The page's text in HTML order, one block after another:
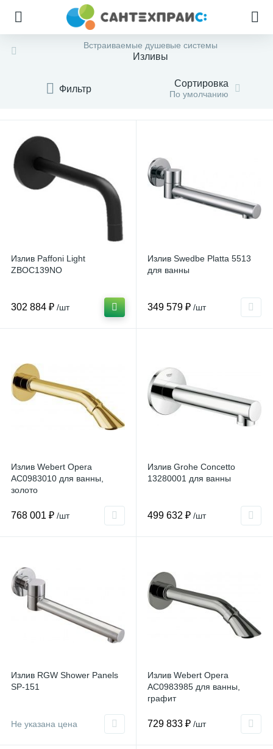
Встраиваемые душевые системы
Изливы
Фильтр Сортировка
По умолчанию
Излив Paffoni Light
ZBOC139NO
302 884 ₽ /шт
Излив Swedbe Platta 5513
для ванны
349 579 ₽ /шт
Излив Webert Opera
AC0983010 для ванны,
золото
768 001 ₽ /шт
Излив Grohe Concetto
13280001 для ванны
499 632 ₽ /шт
Излив RGW Shower Panels
SP-151
Не указана цена
Излив Webert Opera
AC0983985 для ванны,
графит
729 833 ₽ /шт